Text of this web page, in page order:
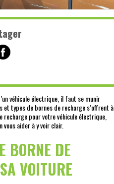
véhicule électrique, il faut se munir
et types de bornes de recharge s’offrent à
recharge pour votre véhicule électrique,
vous aider à y voir clair.
BORNE DE
VOITURE